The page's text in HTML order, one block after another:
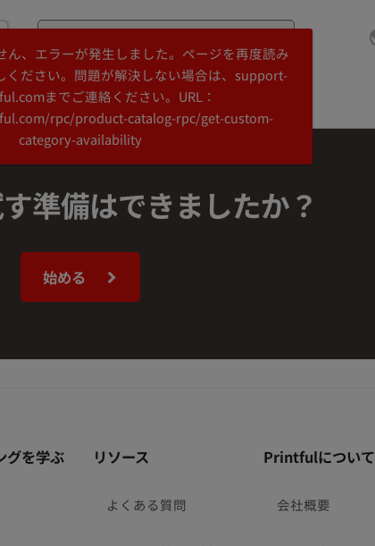
Search
Printful
Search
Printful
リソース
準備はできましたか？
始める
グを学ぶ リソース
よくある質問
Printfulについて
会社概要
ん、エラーが発生しました。ページを再度読み
ください。問題が解決しない場合は、support-
までご連絡ください。URL：
rpc/product-catalog-rpc/get-custom-
category-availability